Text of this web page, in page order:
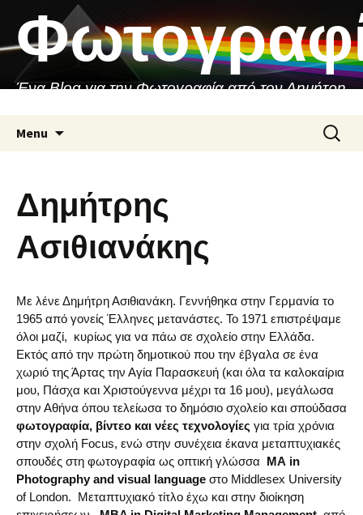
content
Ένα Blog για την Φωτογραφία από τον Δημήτρη
Menu
Search
for:
Δημήτρης
Ασιθιανάκης
Με λένε Δημήτρη Ασιθιανάκη. Γεννήθηκα στην Γερμανία το
1965 από γονείς Έλληνες μετανάστες. Το 1971 επιστρέψαμε
όλοι μαζί, κυρίως για να πάω σε σχολείο στην Ελλάδα.
Εκτός από την πρώτη δημοτικού που την έβγαλα σε ένα
χωριό της Άρτας την Αγία Παρασκευή (και όλα τα καλοκαίρια
μου, Πάσχα και Χριστούγεννα μέχρι τα 16 μου), μεγάλωσα
στην Αθήνα όπου τελείωσα το δημόσιο σχολείο και σπούδασα
φωτογραφία, βίντεο και νέες τεχνολογίες για τρία χρόνια
στην σχολή Focus, ενώ στην συνέχεια έκανα μεταπτυχιακές
σπουδές στη φωτογραφία ως οπτική γλώσσα ΜΑ in
Photography and visual language στο Middlesex University
of London. Μεταπτυχιακό τίτλο έχω και στην διοίκηση